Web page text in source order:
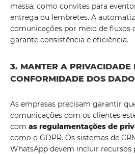
massa, como convites para
entrega ou lembretes. A
comunicações por meio de fluxos
garante consistência e eficiência.
3. MANTER A PRIVACIDADE
CONFORMIDADE DOS
As empresas precisam garantir
comunicações com os clientes
com as regulamentações de
como o GDPR. Os sistemas de
WhatsApp devem incluir recursos